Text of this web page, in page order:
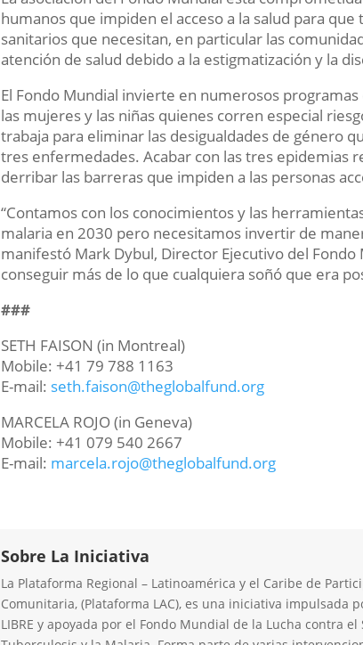
humanos que impiden el acceso a la salud para
sanitarios que necesitan, en particular las
atención de salud debido a la estigmatización y la
El Fondo Mundial invierte en numerosos
las mujeres y las niñas quienes corren especial
trabaja para eliminar las desigualdades de género
tres enfermedades. Acabar con las tres epidemias
derribar las barreras que impiden a las personas
“Contamos con los conocimientos y las
malaria en 2030 pero necesitamos invertir de
manifestó Mark Dybul, Director Ejecutivo del
conseguir más de lo que cualquiera soñó que era
###
SETH FAISON (in Montreal)
Mobile: +41 79 788 1163
E-mail: seth.faison@theglobalfund.org
MARCELA ROJO (in Geneva)
Mobile: +41 079 540 2667
E-mail: marcela.rojo@theglobalfund.org
Sobre La Iniciativa
La Plataforma Regional – Latinoamérica y el Caribe de
Comunitaria, (Plataforma LAC), es una iniciativa impulsada
LIBRE y apoyada por el Fondo Mundial de la Lucha contra el